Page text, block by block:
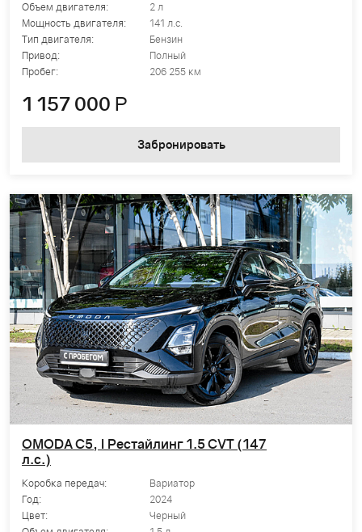
Объем двигателя:
2 л
Мощность двигателя:
141 л.с.
Тип двигателя:
Бензин
Привод:
Полный
Пробег:
206 255 км
1 157 000 Р
Забронировать
OMODA C5, I Рестайлинг 1.5 CVT (147
л.с.)
Коробка передач:
Вариатор
Год:
2024
Цвет:
Черный